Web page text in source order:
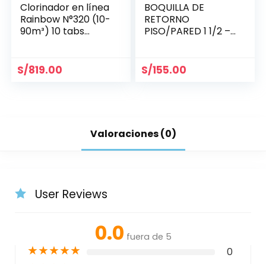
Clorinador en línea
Rainbow N°320 (10-
90m³) 10 tabs
S/819.00
BOQUILLA DE
RETORNO
PISO/PARED 1 1/2 –
S/155.00
Valoraciones (0)
User Reviews
0.0 fuera de 5
★★★★★ 0